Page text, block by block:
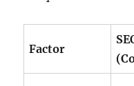
Factor